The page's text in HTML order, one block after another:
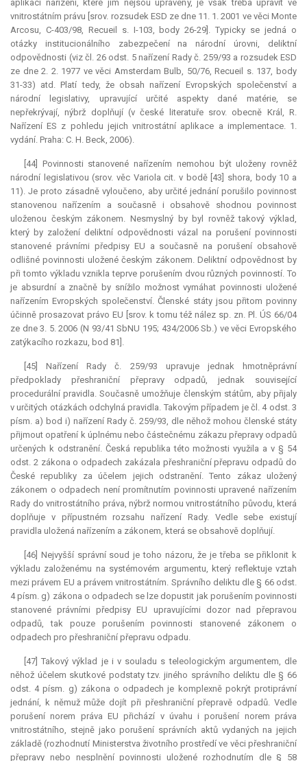
aplikací nařízení, které jím nejsou upraveny, je však třeba upravit ve
vnitrostátním právu [srov. rozsudek ESD ze dne 11. 1. 2001 ve věci Monte
Arcosu, C-403/98, Recueil s. I-103, body 26-29]. Typicky se jedná o
otázky institucionálního zabezpečení na národní úrovni, deliktní
odpovědnosti (viz čl. 26 odst. 5 nařízení Rady č. 259/93 a rozsudek ESD
ze dne 2. 2. 1977 ve věci Amsterdam Bulb, 50/76, Recueil s. 137, body
31-33) atd. Platí tedy, že obsah nařízení Evropských společenství a
národní legislativy, upravující určité aspekty dané matérie, se
nepřekrývají, nýbrž doplňují (v české literatuře srov. obecně Král, R.
Nařízení ES z pohledu jejich vnitrostátní aplikace a implementace. 1.
vydání. Praha: C. H. Beck, 2006).
[44] Povinnosti stanovené nařízením nemohou být uloženy rovněž
národní legislativou (srov. věc Variola cit. v bodě [43] shora, body 10 a
11). Je proto zásadně vyloučeno, aby určité jednání porušilo povinnost
stanovenou nařízením a současně i obsahově shodnou povinnost
uloženou českým zákonem. Nesmyslný by byl rovněž takový výklad,
který by založení deliktní odpovědnosti vázal na porušení povinnosti
stanovené právními předpisy EU a současně na porušení obsahově
odlišné povinnosti uložené českým zákonem. Deliktní odpovědnost by
při tomto výkladu vznikla teprve porušením dvou různých povinností. To
je absurdnía značně by snížilo možnost vymáhat povinnosti uložené
nařízením Evropských společenství. Členské státy jsou přitom povinny
účinně prosazovat právo EU [srov. k tomu též nález sp. zn. Pl. ÚS 66/04
ze dne 3. 5. 2006 (N 93/41 SbNU 195; 434/2006 Sb.) ve věci Evropského
zatýkacího rozkazu, bod 81].
[45] Nařízení Rady č. 259/93 upravuje jednak hmotněprávní
předpoklady přeshraniční přepravy odpadů, jednak související
procedurální pravidla. Současně umožňuje členským státům, aby přijaly
v určitých otázkách odchylná pravidla. Takovým případem je čl. 4 odst. 3
písm. a) bod i) nařízení Rady č. 259/93, dle něhož mohou členské státy
přijmout opatření k úplnému nebo částečnému zákazu přepravy odpadů
určených k odstranění. Česká republika této možnosti využila a v § 54
odst. 2 zákona o odpadech zakázala přeshraniční přepravu odpadů do
České republiky za účelem jejich odstranění. Tento zákaz uložený
zákonem o odpadech není promítnutím povinnosti upravené nařízením
Rady do vnitrostátního práva, nýbrž normou vnitrostátního původu, která
doplňuje v přípustném rozsahu nařízení Rady. Vedle sebe existují
pravidla uložená nařízením a zákonem, která se obsahově doplňují.
[46] Nejvyšší správní soud je toho názoru, že je třeba se přiklonit k
výkladu založenému na systémovém argumentu, který reflektuje vztah
mezi právem EU a právem vnitrostátním. Správního deliktu dle § 66 odst.
4 písm. g) zákona o odpadech se lze dopustit jak porušením povinnosti
stanovené právními předpisy EU upravujícími dozor nad přepravou
odpadů, tak pouze porušením povinnosti stanovené zákonem o
odpadech pro přeshraniční přepravu odpadu.
[47] Takový výklad je i v souladu s teleologickým argumentem, dle
něhož účelem skutkové podstaty tzv. jiného správního deliktu dle § 66
odst. 4 písm. g) zákona o odpadech je komplexně pokrýt protiprávní
jednání, k němuž může dojít při přeshraniční přepravě odpadů. Vedle
porušení norem práva EU přichází v úvahu i porušení norem práva
vnitrostátního, stejně jako porušení správních aktů vydaných na jejich
základě (rozhodnutí Ministerstva životního prostředí ve věci přeshraniční
přepravy nebo nesplnění povinnosti uložené rozhodnutím dle § 58